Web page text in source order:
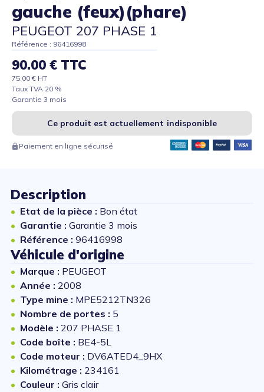
gauche (feux)(phare)
PEUGEOT 207 PHASE 1
Référence : 96416998
90.00 € TTC
75.00 € HT
Taux TVA 20 %
Garantie 3 mois
Ce produit est actuellement indisponible
Paiement en ligne sécurisé
Description
Etat de la pièce : Bon état
Garantie : Garantie 3 mois
Référence : 96416998
Véhicule d'origine
Marque : PEUGEOT
Année : 2008
Type mine : MPE5212TN326
Nombre de portes : 5
Modèle : 207 PHASE 1
Code boîte : BE4-5L
Code moteur : DV6ATED4_9HX
Kilométrage : 234161
Couleur : Gris clair